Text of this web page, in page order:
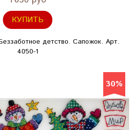
КУПИТЬ
детство. Сапожок. Арт.
4050-1
30%